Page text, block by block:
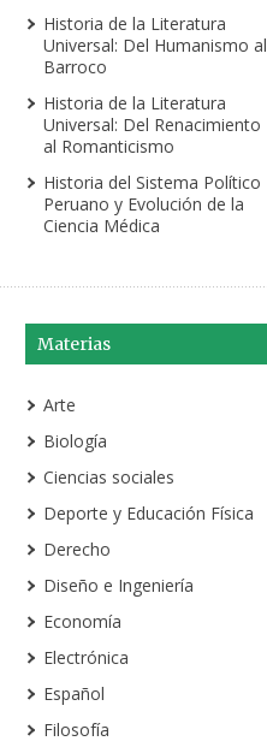
Historia de la Literatura
Universal: Del Humanismo al
Barroco
Historia de la Literatura
Universal: Del Renacimiento
al Romanticismo
Historia del Sistema Político
Peruano y Evolución de la
Ciencia Médica
Materias
Arte
Biología
Ciencias sociales
Deporte y Educación Física
Derecho
Diseño e Ingeniería
Economía
Electrónica
Español
Filosofía